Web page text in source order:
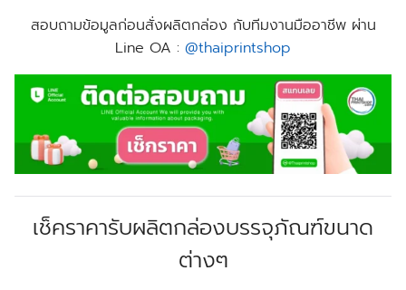
สอบถามข้อมูลก่อนสั่งผลิตกล่อง กับทีมงานมืออาชีพ ผ่าน
Line OA : @thaiprintshop
เช็คราคารับผลิตกล่องบรรจุภัณฑ์ขนาด
ต่างๆ